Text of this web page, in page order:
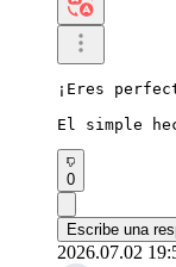
¡Eres
El simple
0
Escribe una
2026.07.02